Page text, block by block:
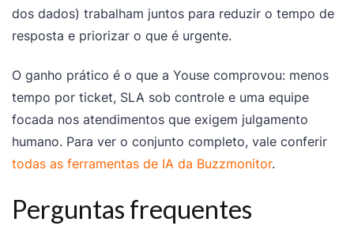
dos dados) trabalham juntos para reduzir o tempo de
resposta e priorizar o que é urgente.
O ganho prático é o que a Youse comprovou: menos
tempo por ticket, SLA sob controle e uma equipe
focada nos atendimentos que exigem julgamento
humano. Para ver o conjunto completo, vale conferir
todas as ferramentas de IA da Buzzmonitor.
Perguntas frequentes